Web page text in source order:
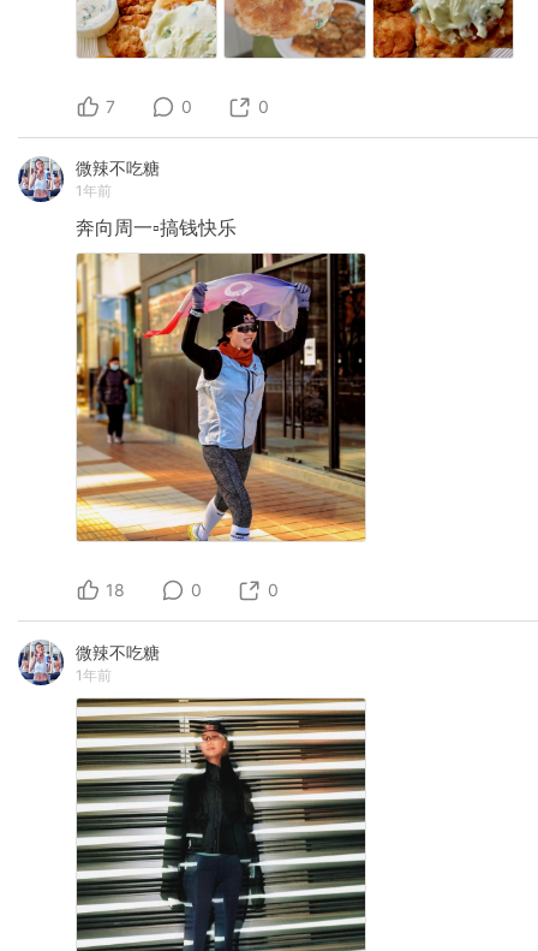
7 0 0
微辣不吃糖
1年前
奔向周一▫️搞钱快乐
18 0 0
微辣不吃糖
1年前